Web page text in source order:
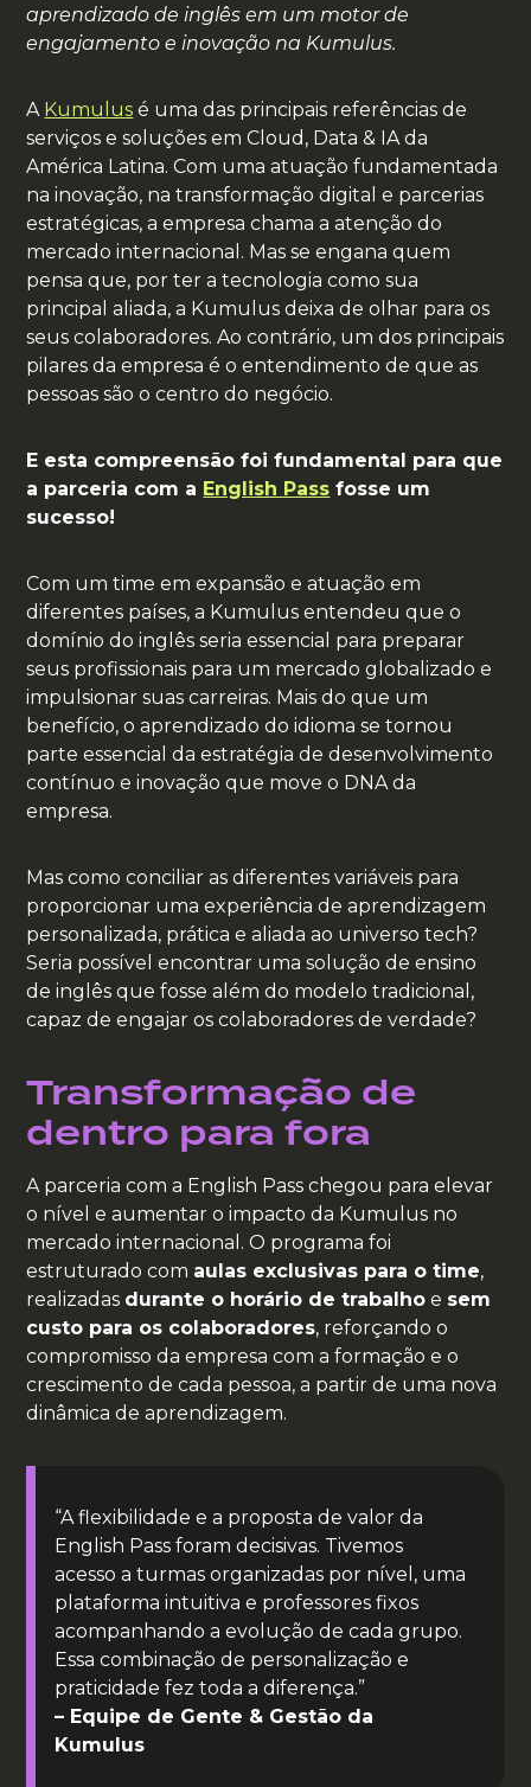
aprendizado de inglês em um motor de
engajamento e inovação na Kumulus.
A Kumulus é uma das principais referências de
serviços e soluções em Cloud, Data & IA da
América Latina. Com uma atuação fundamentada
na inovação, na transformação digital e parcerias
estratégicas, a empresa chama a atenção do
mercado internacional. Mas se engana quem
pensa que, por ter a tecnologia como sua
principal aliada, a Kumulus deixa de olhar para os
seus colaboradores. Ao contrário, um dos principais
pilares da empresa é o entendimento de que as
pessoas são o centro do negócio.
E esta compreensão foi fundamental para que
a parceria com a English Pass fosse um
sucesso!
Com um time em expansão e atuação em
diferentes países, a Kumulus entendeu que o
domínio do inglês seria essencial para preparar
seus profissionais para um mercado globalizado e
impulsionar suas carreiras. Mais do que um
benefício, o aprendizado do idioma se tornou
parte essencial da estratégia de desenvolvimento
contínuo e inovação que move o DNA da
empresa.
Mas como conciliar as diferentes variáveis para
proporcionar uma experiência de aprendizagem
personalizada, prática e aliada ao universo tech?
Seria possível encontrar uma solução de ensino
de inglês que fosse além do modelo tradicional,
capaz de engajar os colaboradores de verdade?
Transformação de
dentro para fora
A parceria com a English Pass chegou para elevar
o nível e aumentar o impacto da Kumulus no
mercado internacional. O programa foi
estruturado com aulas exclusivas para o time,
realizadas durante o horário de trabalho e sem
custo para os colaboradores, reforçando o
compromisso da empresa com a formação e o
crescimento de cada pessoa, a partir de uma nova
dinâmica de aprendizagem.
“A flexibilidade e a proposta de valor da
English Pass foram decisivas. Tivemos
acesso a turmas organizadas por nível, uma
plataforma intuitiva e professores fixos
acompanhando a evolução de cada grupo.
Essa combinação de personalização e
praticidade fez toda a diferença.”
– Equipe de Gente & Gestão da
Kumulus